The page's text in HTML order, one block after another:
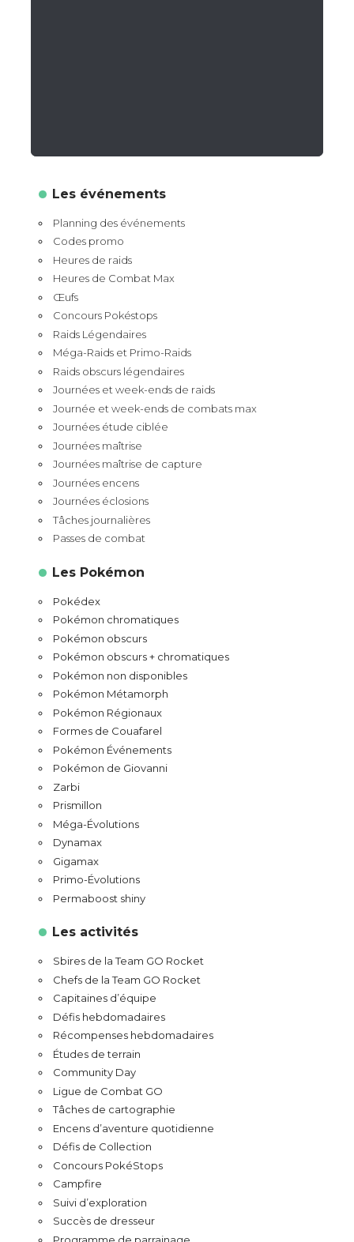
Les événements
Planning des événements
Codes promo
Heures de raids
Heures de Combat Max
Œufs
Concours Pokéstops
Raids Légendaires
Méga-Raids et Primo-Raids
Raids obscurs légendaires
Journées et week-ends de raids
Journée et week-ends de combats max
Journées étude ciblée
Journées maîtrise
Journées maîtrise de capture
Journées encens
Journées éclosions
Tâches journalières
Passes de combat
Les Pokémon
Pokédex
Pokémon chromatiques
Pokémon obscurs
Pokémon obscurs + chromatiques
Pokémon non disponibles
Pokémon Métamorph
Pokémon Régionaux
Formes de Couafarel
Pokémon Événements
Pokémon de Giovanni
Zarbi
Prismillon
Méga-Évolutions
Dynamax
Gigamax
Primo-Évolutions
Permaboost shiny
Les activités
Sbires de la Team GO Rocket
Chefs de la Team GO Rocket
Capitaines d’équipe
Défis hebdomadaires
Récompenses hebdomadaires
Études de terrain
Community Day
Ligue de Combat GO
Tâches de cartographie
Encens d’aventure quotidienne
Défis de Collection
Concours PokéStops
Campfire
Suivi d’exploration
Succès de dresseur
Programme de parrainage